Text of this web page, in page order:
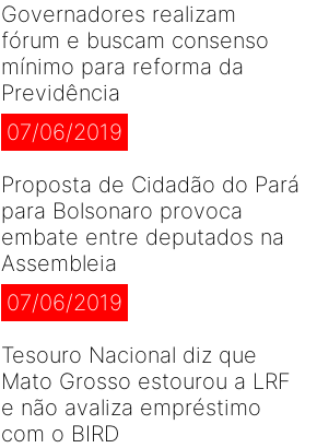
Governadores realizam
fórum e buscam consenso
mínimo para reforma da
Previdência
07/06/2019
Proposta de Cidadão do Pará
para Bolsonaro provoca
embate entre deputados na
Assembleia
07/06/2019
Tesouro Nacional diz que
Mato Grosso estourou a LRF
e não avaliza empréstimo
com o BIRD